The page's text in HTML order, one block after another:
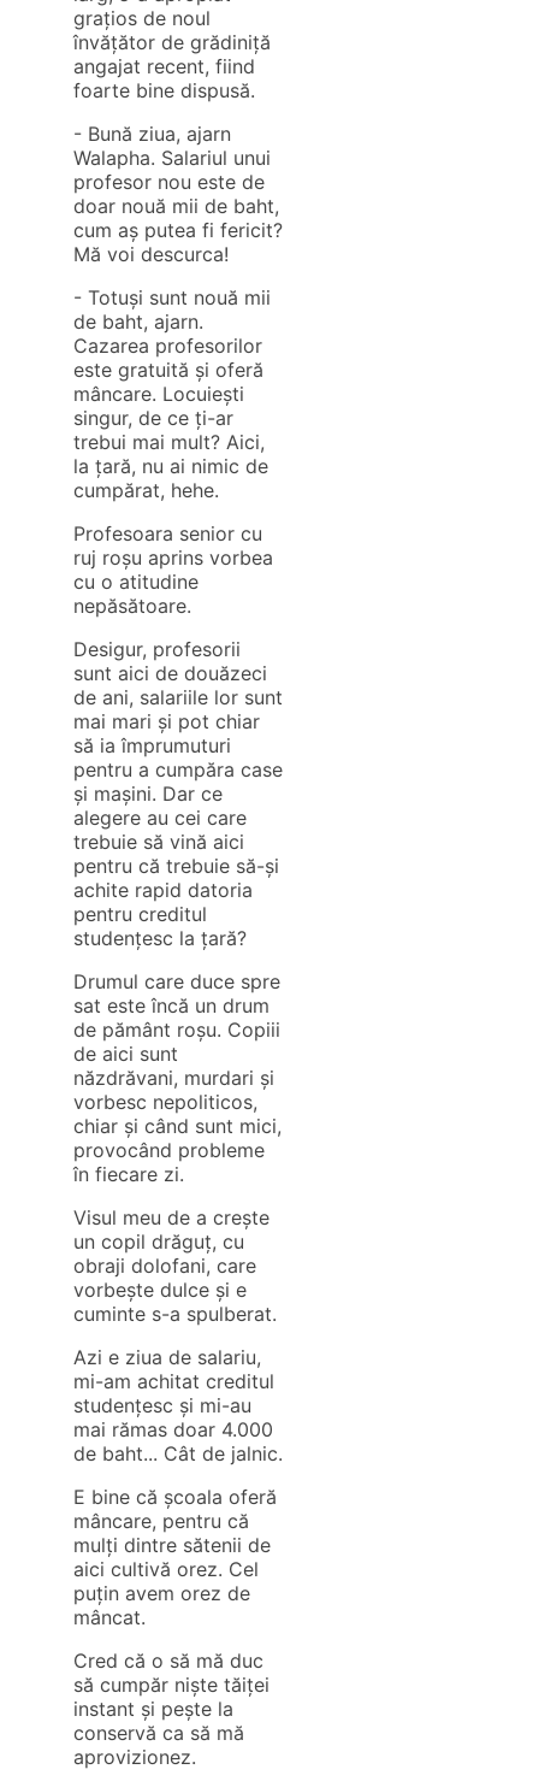
grațios de noul
învățător de grădiniță
angajat recent, fiind
foarte bine dispusă.
- Bună ziua, ajarn
Walapha. Salariul unui
profesor nou este de
doar nouă mii de baht,
cum aș putea fi fericit?
Mă voi descurca!
- Totuși sunt nouă mii
de baht, ajarn.
Cazarea profesorilor
este gratuită și oferă
mâncare. Locuiești
singur, de ce ți-ar
trebui mai mult? Aici,
la țară, nu ai nimic de
cumpărat, hehe.
Profesoara senior cu
ruj roșu aprins vorbea
cu o atitudine
nepăsătoare.
Desigur, profesorii
sunt aici de douăzeci
de ani, salariile lor sunt
mai mari și pot chiar
să ia împrumuturi
pentru a cumpăra case
și mașini. Dar ce
alegere au cei care
trebuie să vină aici
pentru că trebuie să-și
achite rapid datoria
pentru creditul
studențesc la țară?
Drumul care duce spre
sat este încă un drum
de pământ roșu. Copiii
de aici sunt
năzdrăvani, murdari și
vorbesc nepoliticos,
chiar și când sunt mici,
provocând probleme
în fiecare zi.
Visul meu de a crește
un copil drăguț, cu
obraji dolofani, care
vorbește dulce și e
cuminte s-a spulberat.
Azi e ziua de salariu,
mi-am achitat creditul
studențesc și mi-au
mai rămas doar 4.000
de baht... Cât de jalnic.
E bine că școala oferă
mâncare, pentru că
mulți dintre sătenii de
aici cultivă orez. Cel
puțin avem orez de
mâncat.
Cred că o să mă duc
să cumpăr niște tăiței
instant și pește la
conservă ca să mă
aprovizionez.